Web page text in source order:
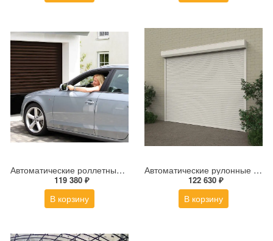
Автоматические роллетные ворота ALUTECH Trend 2400×2200 мм
119 380 ₽
В корзину
Автоматические рулонные ворота для гаража ALUTECH 3000x2500 мм
122 630 ₽
В корзину